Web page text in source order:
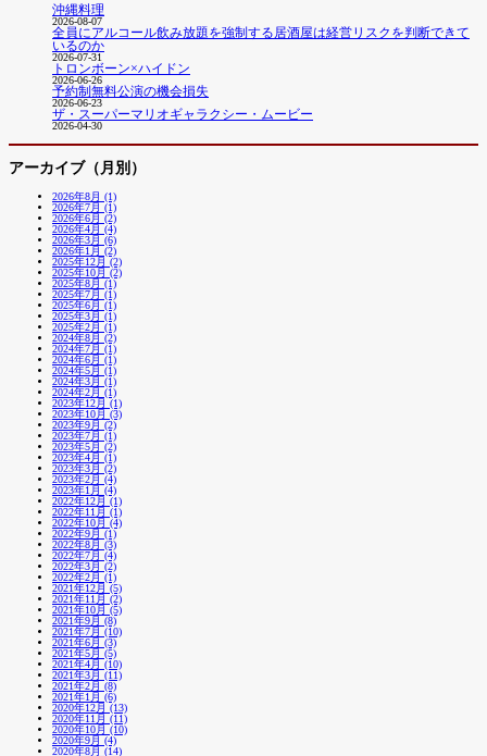
沖縄料理
2026-08-07
全員にアルコール飲み放題を強制する居酒屋は経営リスクを判断できて
いるのか
2026-07-31
トロンボーン×ハイドン
2026-06-26
予約制無料公演の機会損失
2026-06-23
ザ・スーパーマリオギャラクシー・ムービー
2026-04-30
アーカイブ（月別）
2026年8月 (1)
2026年7月 (1)
2026年6月 (2)
2026年4月 (4)
2026年3月 (6)
2026年1月 (2)
2025年12月 (2)
2025年10月 (2)
2025年8月 (1)
2025年7月 (1)
2025年6月 (1)
2025年3月 (1)
2025年2月 (1)
2024年8月 (2)
2024年7月 (1)
2024年6月 (1)
2024年5月 (1)
2024年3月 (1)
2024年2月 (1)
2023年12月 (1)
2023年10月 (3)
2023年9月 (2)
2023年7月 (1)
2023年5月 (2)
2023年4月 (1)
2023年3月 (2)
2023年2月 (4)
2023年1月 (4)
2022年12月 (1)
2022年11月 (1)
2022年10月 (4)
2022年9月 (1)
2022年8月 (3)
2022年7月 (4)
2022年3月 (2)
2022年2月 (1)
2021年12月 (5)
2021年11月 (2)
2021年10月 (5)
2021年9月 (8)
2021年7月 (10)
2021年6月 (3)
2021年5月 (5)
2021年4月 (10)
2021年3月 (11)
2021年2月 (8)
2021年1月 (6)
2020年12月 (13)
2020年11月 (11)
2020年10月 (10)
2020年9月 (4)
2020年8月 (14)